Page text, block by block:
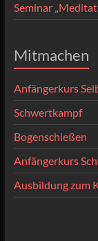
Seminar
Mitmachen
Anfängerkurs
Schwertkampf
Bogenschießen
Anfängerkurs
Ausbildung zum